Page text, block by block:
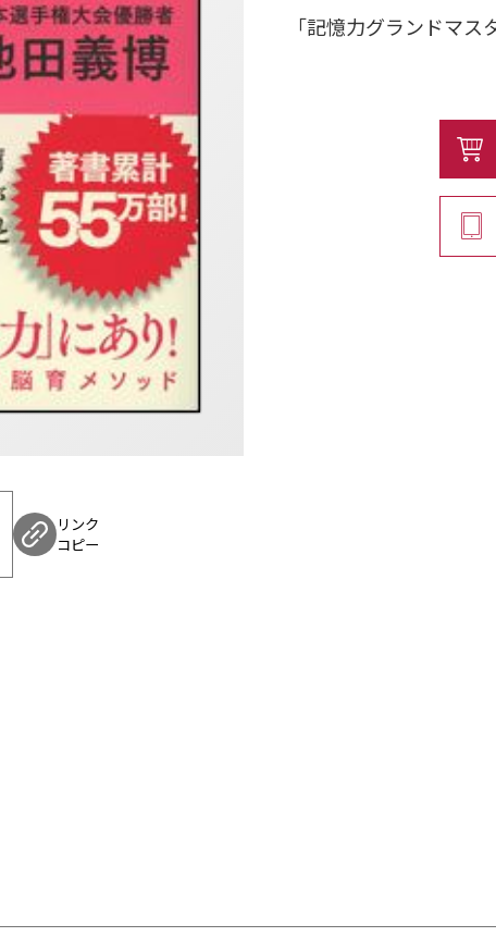
リンク
コピー
「記憶力グランドマ
「記憶力」の伸ばし
に伸ばし、世界の記
らひも解き、分かりや
「記憶力」は、子供
2章 なぜ記憶力を高め